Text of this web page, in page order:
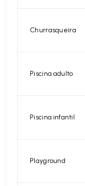
Churrasqueira
Piscina adulto
Piscina infantil
Playground